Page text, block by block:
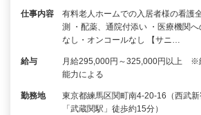
仕事内容
有料老人ホームでの入居者様の看護
測 ・配薬、通院付添い ・医療機関
なし・オンコールなし 【サニ…
給与
月給295,000円～325,000円以上 ※
能力による
勤務地
東京都練馬区関町南4-20-16（西武
「武蔵関駅」徒歩約15分）